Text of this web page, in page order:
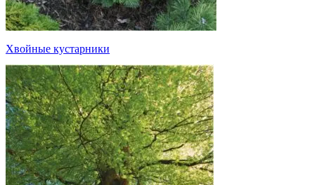
Хвойные кустарники